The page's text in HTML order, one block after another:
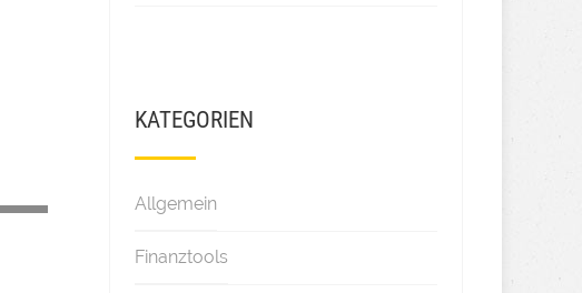
KATEGORIEN
Allgemein
Finanztools